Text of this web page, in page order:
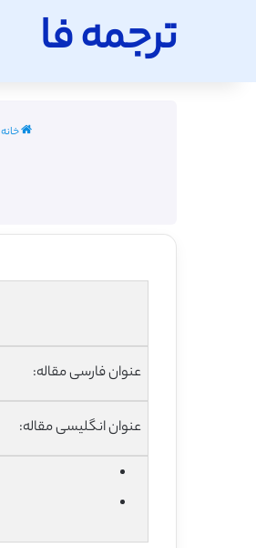
ترجمه فا
خانه
عنوان فارسی مقاله:
عنوان انگلیسی مقاله: